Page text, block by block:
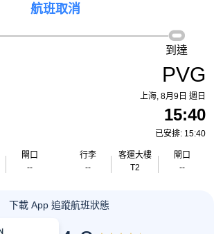
航班取消
閘口
--
到達
PVG
上海, 8月9日 週日
15:40
已安排: 15:40
行李
--
客運大樓
T2
閘口
--
下載 App 追蹤航班狀態